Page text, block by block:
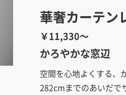
華奢カーテン
￥11,330～
かろやかな窓辺
空間を心地よくする、
282cmまでのあいだで